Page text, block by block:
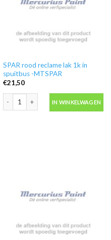
lak 1k in spuitbus aantal
SPAR rood reclame lak 1k in
spuitbus -MTSPAR
€21,50
SPAR rood reclame lak 1k in spuitbus
IN WINKELWAGEN